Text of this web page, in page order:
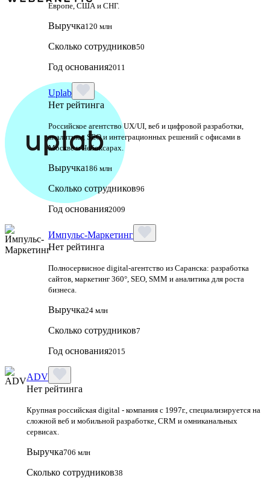
Европе, США и СНГ.
Выручка120 млн
Сколько сотрудников50
Год основания2011
Uplab
Нет рейтинга
Российское агентство UX/UI, веб и цифровой разработки,
аналитики, SEO и интеграционных решений с офисами в
Москве и Чебоксарах.
Выручка186 млн
Сколько сотрудников96
Год основания2009
Импульс-Маркетинг
Нет рейтинга
Полносервисное digital-агентство из Саранска: разработка
сайтов, маркетинг 360°, SEO, SMM и аналитика для роста
бизнеса.
Выручка24 млн
Сколько сотрудников7
Год основания2015
ADV
Нет рейтинга
Крупная российская digital - компания с 1997г., специализируется на
сложной веб и мобильной разработке, CRM и омниканальных
сервисах.
Выручка706 млн
Сколько сотрудников38